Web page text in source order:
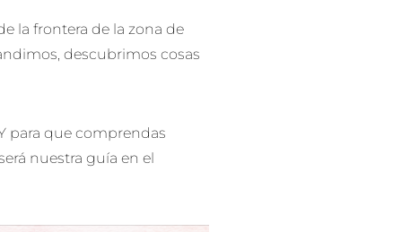
la frontera de la zona de
descubrimos cosas
para que comprendas
nuestra guía en el